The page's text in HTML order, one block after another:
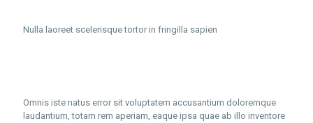
Nulla laoreet scelerisque tortor in fringilla sapien
Omnis iste natus error sit voluptatem accusantium doloremque
laudantium, totam rem aperiam, eaque ipsa quae ab illo inventore